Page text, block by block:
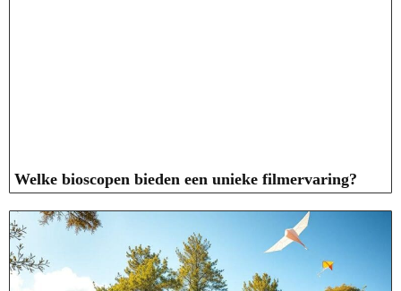
Welke bioscopen bieden een unieke filmervaring?